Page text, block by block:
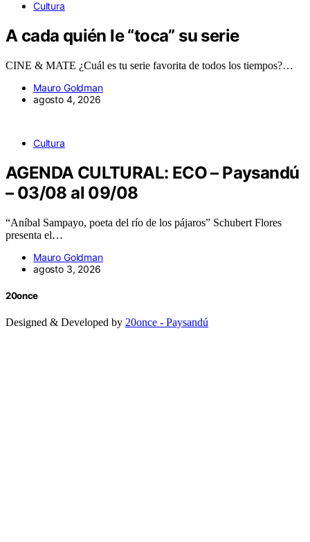
Cultura
A cada quién le “toca” su serie
CINE & MATE ¿Cuál es tu serie favorita de todos los tiempos?…
Mauro Goldman
agosto 4, 2026
Cultura
AGENDA CULTURAL: ECO – Paysandú
– 03/08 al 09/08
“Aníbal Sampayo, poeta del río de los pájaros” Schubert Flores
presenta el…
Mauro Goldman
agosto 3, 2026
20once
Designed & Developed by 20once - Paysandú